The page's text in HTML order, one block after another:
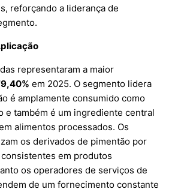
reforçando a liderança de
representaram a maior
em 2025. O segmento lidera
é amplamente consumido como
e também é um ingrediente central
alimentos processados. Os
os derivados de pimentão por
em produtos
os operadores de serviços de
de um fornecimento constante